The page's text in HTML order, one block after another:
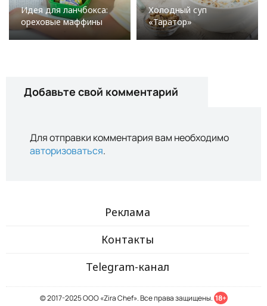
Идея для ланчбокса:
ореховые маффины
Холодный суп
«Таратор»
Добавьте свой комментарий
Для отправки комментария вам необходимо
авторизоваться.
Реклама
Контакты
Telegram-канал
© 2017-2025 ООО «Zira Chef». Все права защищены. 18+